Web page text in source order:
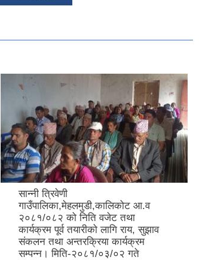
सान्नी त्रिवेणी
गाउँपालिका,मेहलमुडी,कालिकोट आ.व
२०८१/०८२ को निति वजेट तथा
कार्यक्रम पूर्व तयारीको लागि राय, सुझाव
संकलन तथा अन्तरक्रिया कार्यक्रम
सम्पन्न। मिति-२०८१/०३/०२ गते